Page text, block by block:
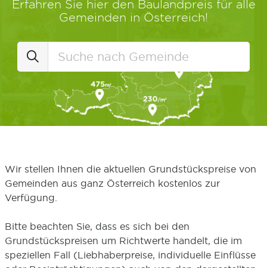
Erfahren Sie hier den Baulandpreis für alle
Gemeinden in Österreich!
Wir stellen Ihnen die aktuellen Grundstückspreise von
Gemeinden aus ganz Österreich kostenlos zur
Verfügung.
Bitte beachten Sie, dass es sich bei den
Grundstückspreisen um Richtwerte handelt, die im
speziellen Fall (Liebhaberpreise, individuelle Einflüsse